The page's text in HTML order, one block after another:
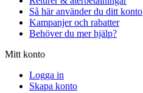
Så här använder du ditt konto
Kampanjer och rabatter
Behöver du mer hjälp?
Mitt konto
Logga in
Skapa konto